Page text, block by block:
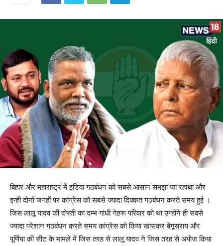
बिहार और महाराष्ट्र में इंडिया गठबंधन को सबसे आसान समझा जा रहाथा और
इन्ही दोनों जगहों पर कांग्रेस को सबसे ज्यादा दिक्कत गठबंधन करते समय हुई ।
जिस लालू यादव की दोस्ती का दम्भ गांधी नेहरू परिवार को था उन्होने ही सबसे
ज्यादा परेशान गठबंधन करते समय कांग्रेस को किया खासकर बेगूसराय और
पूर्णिया की सीट के मामले में जिस तरह से लालू यादव ने जिस तरह से अपोज किया